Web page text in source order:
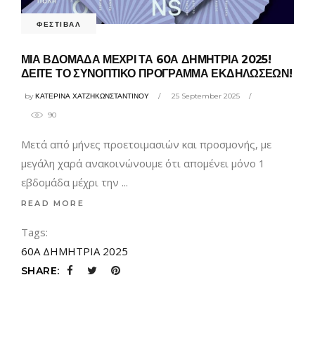
ΦΕΣΤΙΒΑΛ
ΜΙΑ ΒΔΟΜΑΔΑ ΜΕΧΡΙ ΤΑ 60Α ΔΗΜΗΤΡΙΑ 2025!
ΔΕΙΤΕ ΤΟ ΣΥΝΟΠΤΙΚΟ ΠΡΟΓΡΑΜΜΑ ΕΚΔΗΛΩΣΕΩΝ!
byΚΑΤΕΡΙΝΑ ΧΑΤΖΗΚΩΝΣΤΑΝΤΙΝΟΥ 25 September 2025
90
Μετά από μήνες προετοιμασιών και προσμονής, με
μεγάλη χαρά ανακοινώνουμε ότι απομένει μόνο 1
εβδομάδα μέχρι την
READ MORE
Tags:
60Α ΔΗΜΗΤΡΙΑ 2025
SHARE: